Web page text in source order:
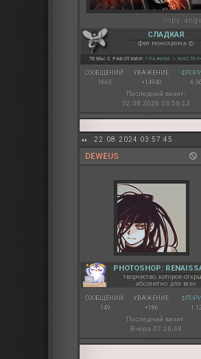
copy:
СЛАДКАЯ
фея монохрома ©
ТЕМЫ С РАБОТАМИ: ГРАФИКА ◇
СООБЩЕНИЙ:
1663
УВАЖЕНИЕ:
+14940
6
Последний визит:
02.08.2026 03:56:13
22.08.2024 03:57:45
DEWEUS
PHOTOSHOP:
творчество, которое
абсолютно для всех
СООБЩЕНИЙ:
149
УВАЖЕНИЕ:
+186
1
Последний визит:
Вчера 07:16:48